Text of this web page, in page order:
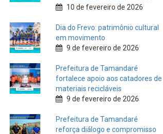
10 de fevereiro de 2026
Dia do Frevo: patrimônio cultural
em movimento
9 de fevereiro de 2026
Prefeitura de Tamandaré
fortalece apoio aos catadores de
materiais recicláveis
9 de fevereiro de 2026
Prefeitura de Tamandaré
reforça diálogo e compromisso